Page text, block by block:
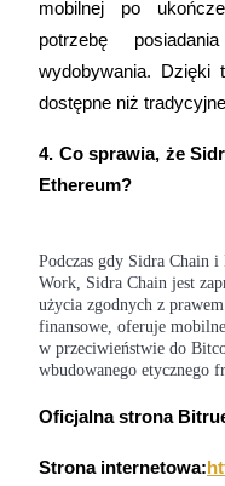
Wygraj nagrody i
Zaloguj sieZapisać się
Zaloguj sieZapisać się
mobilnej po
potrzebę
wydobywania. Dzięki
dostępne niż
4. Co sprawia, że
Ethereum?
Podczas gdy Sidra Chain
Work, Sidra Chain jest
użycia zgodnych z
finansowe, oferuje
w przeciwieństwie do
wbudowanego etycznego
Oficjalna strona
Strona internetowa: